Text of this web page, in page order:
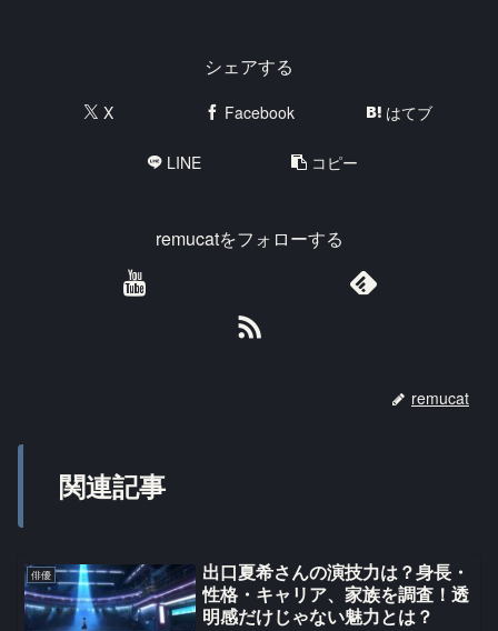
シェアする
X Facebook はてブ
LINE コピー
remucatをフォローする
remucat
関連記事
俳優
出口夏希さんの演技力は？身長・
性格・キャリア、家族を調査！透
明感だけじゃない魅力とは？